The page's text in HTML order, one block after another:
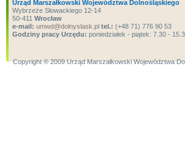
Urząd Marszałkowski Województwa Dolnośląskiego
Wybrzeże Słowackiego 12-14
50-411 Wrocław
e-mail: umwd@dolnyslask.pl tel.: (+48 71) 776 90 53
Godziny pracy Urzędu: poniedziałek - piątek: 7.30 -
Copyright ® 2009 Urząd Marszałkowski Województwa